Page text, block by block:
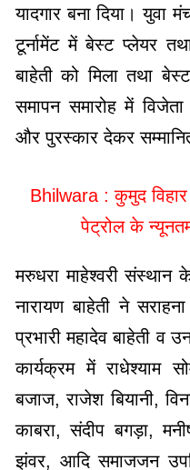
यादगार बना दिया। युवा
टूर्नामेंट में बेस्ट प्लेयर
बाहेती को मिला तथा
समापन समारोह में
और पुरस्कार देकर
Bhilwara : कुमुद विहार
पेट्रोल के
मरुधरा माहेश्वरी संस्थान
नारायण बाहेती ने
प्रभारी महादेव बाहेती व
कार्यक्रम में राधेश्याम
बजाज, राजेश बियानी,
काबरा, संदीप बगड़ा,
झंवर, आदि समाजजन